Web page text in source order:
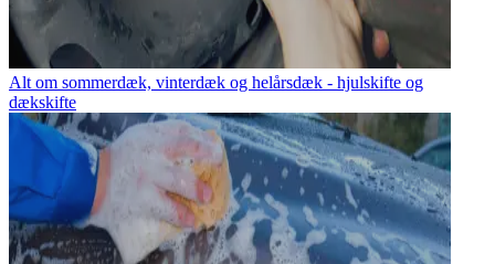
Alt om sommerdæk, vinterdæk og helårsdæk - hjulskifte og
dækskifte